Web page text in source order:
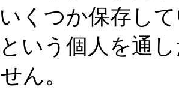
くつか保存し
いう個人を通
ん。